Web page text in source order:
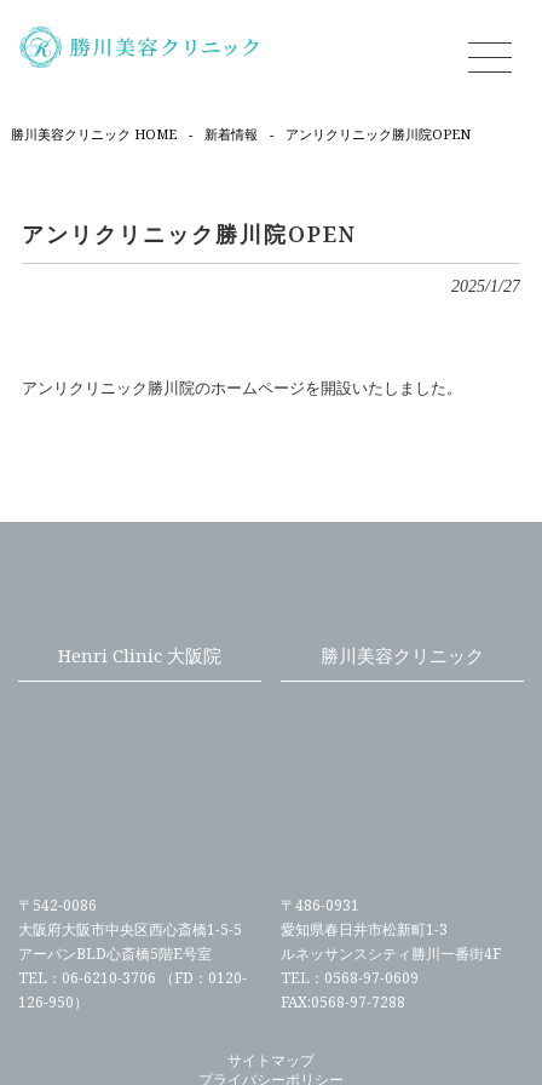
勝川美容クリニック HOME - 新着情報 - アンリクリニック勝川院OPEN
アンリクリニック勝川院OPEN
2025/1/27
アンリクリニック勝川院のホームページを開設いたしました。
Henri Clinic 大阪院
〒542-0086
大阪府大阪市中央区西心斎橋1-5-5
アーバンBLD心斎橋5階E号室
TEL：06-6210-3706 （FD：0120-
126-950）
勝川美容クリニック
〒486-0931
愛知県春日井市松新町1-3
ルネッサンスシティ勝川一番街4F
TEL：0568-97-0609
FAX:0568-97-7288
サイトマップ
プライバシーポリシー